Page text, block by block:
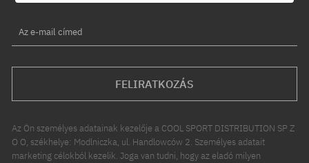
Az e-mail címed
FELIRATKOZÁS
Az Ön személyes adatainak kezelője a COOL SPORT DISTRIBUTION SP Z
O O, székhelye: Modlniczka, ul. Handlowców 2. Személyes adatait
marketing célokból kezelik. Joga van tudni, hogy az eladó milyen